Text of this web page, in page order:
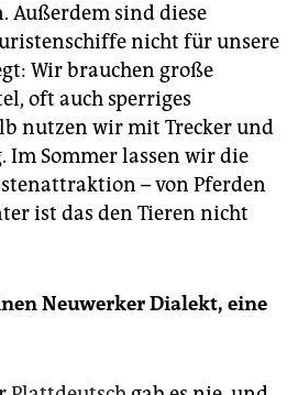
Außerdem sind diese
nicht für unsere
Wir brauchen große
oft auch sperriges
nutzen wir mit Trecker und
Im Sommer lassen wir die
– von Pferden
ist das den Tieren nicht
Neuwerker Dialekt, eine